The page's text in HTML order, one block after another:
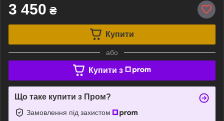
3 450 ₴
Купити
або
Купити з
Що таке купити з Пром?
Замовлення під захистом